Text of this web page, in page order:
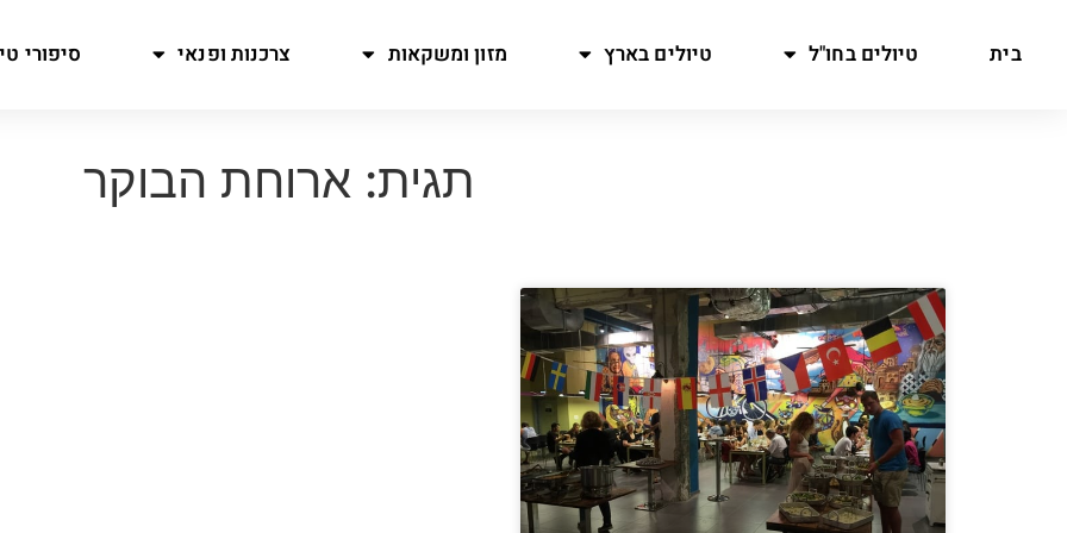
בית טיולים בחו"ל טיולים בארץ מזון ומשקאות צרכנות ופנאי סיפורי
תגית: ארוחת הבוקר